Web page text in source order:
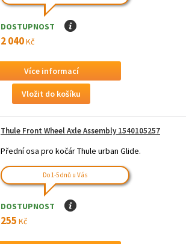
DOSTUPNOST I
2 040Kč
Více informací
Thule Front Wheel Axle Assembly 1540105257
Přední osa pro kočár Thule urban Glide.
Do 1-5 dnů u Vás
DOSTUPNOST I
255 Kč